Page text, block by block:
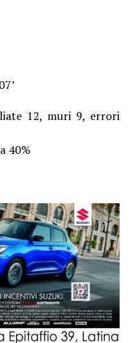
12, muri 9, errori
40%